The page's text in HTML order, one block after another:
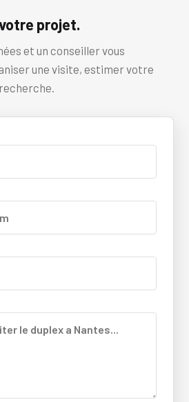
projet.
et un conseiller vous
une visite, estimer votre